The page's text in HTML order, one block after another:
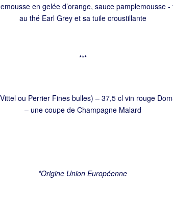
en gelée d’orange, sauce pamplemousse
au thé Earl Grey et sa tuile croustillante
***
ou Perrier Fines bulles) – 37,5 cl vin rouge
– une coupe de Champagne Malard
*Origine Union Européenne